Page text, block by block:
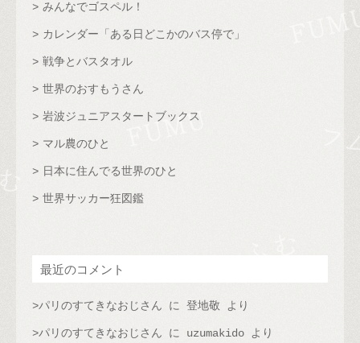
みんなでゴスペル！
カレンダー「ある日どこかのバス停で」
戦争とバスタオル
世界のおすもうさん
岩波ジュニアスタートブックス
マル農のひと
日本に住んでる世界のひと
世界サッカー狂図鑑
最近のコメント
パリのすてきなおじさん に 登地敬 より
パリのすてきなおじさん に uzumakido より